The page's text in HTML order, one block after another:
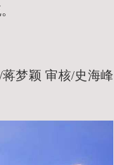
梦颖 审核/史海峰